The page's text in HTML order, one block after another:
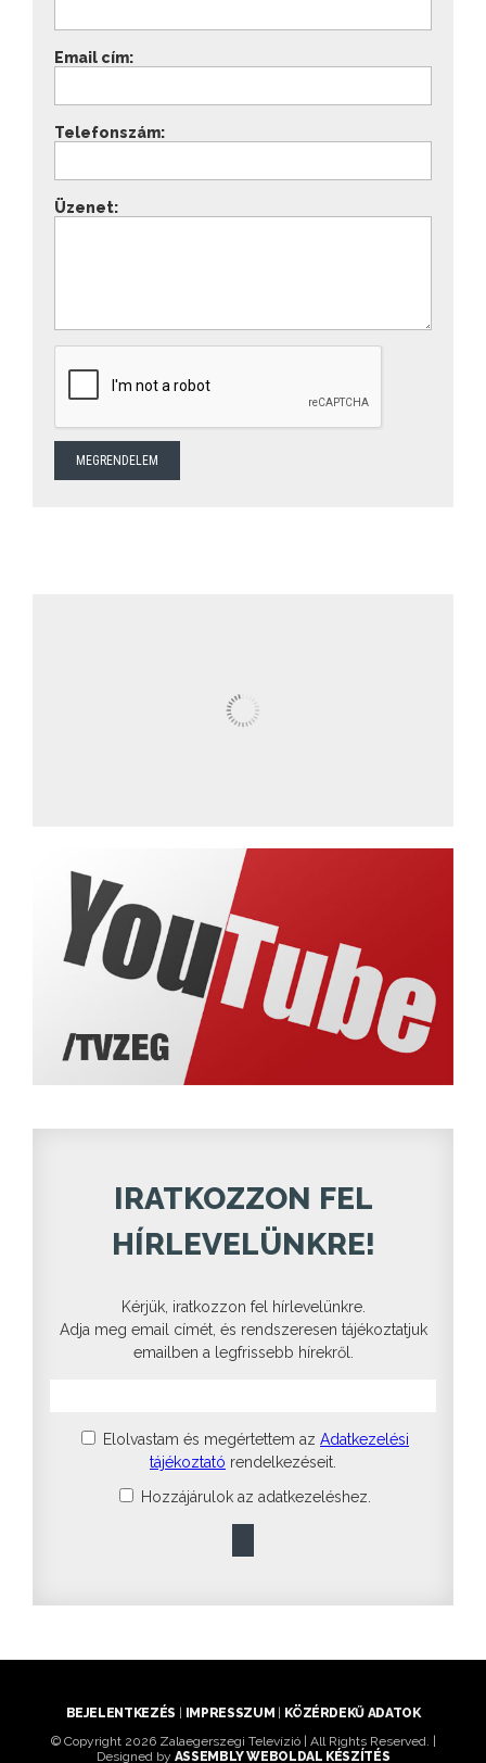
Email cím:
Telefonszám:
Üzenet:
IRATKOZZON FEL
HÍRLEVELÜNKRE!
Kérjük, iratkozzon fel hírlevelünkre.
Adja meg email címét, és rendszeresen tájékoztatjuk
emailben a legfrissebb hírekről.
Elolvastam és megértettem az Adatkezelési
tájékoztató rendelkezéseit.
Hozzájárulok az adatkezeléshez.
BEJELENTKEZÉS | IMPRESSZUM | KÖZÉRDEKŰ ADATOK
© Copyright 2026 Zalaegerszegi Televízió | All Rights Reserved. |
Designed by ASSEMBLY WEBOLDAL KÉSZÍTÉS